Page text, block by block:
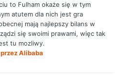
to Fulham okaże się w tym
atutem dla nich jest gra
mają najlepszy bilans w
się swoimi prawami, więc tak
tu mozliwy.
przez Alibaba